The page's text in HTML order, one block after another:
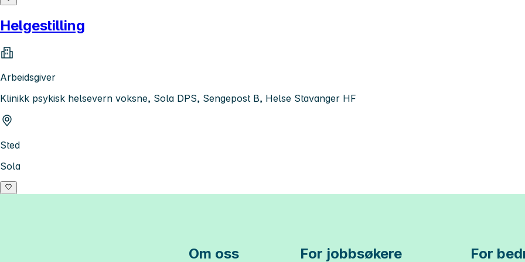
Helgestilling
Arbeidsgiver
Klinikk psykisk helsevern voksne, Sola DPS, Sengepost B, Helse Stavanger HF
Sted
Sola
Om oss For jobbsøkere For